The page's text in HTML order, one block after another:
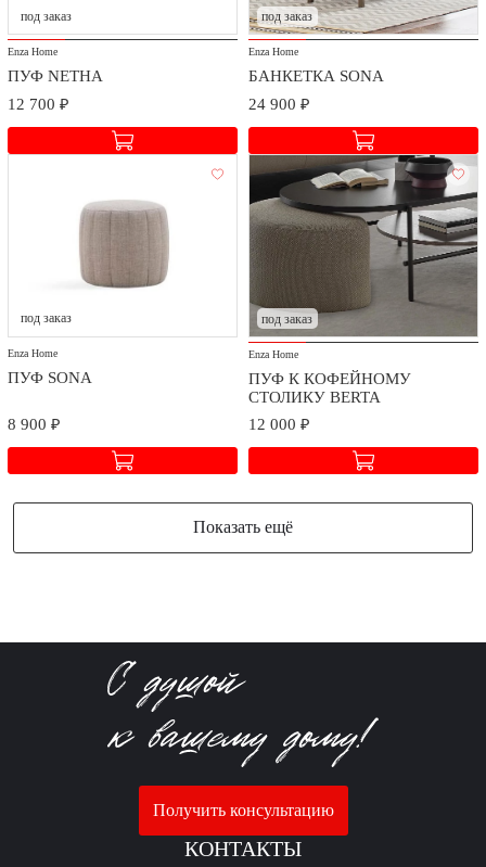
под заказ
Enza Home
ПУФ NETHA
12 700 ₽
под заказ
Enza Home
БАНКЕТКА SONA
24 900 ₽
под заказ
Enza Home
ПУФ SONA
8 900 ₽
под заказ
Enza Home
ПУФ К КОФЕЙНОМУ
СТОЛИКУ BERTA
12 000 ₽
Показать ещё
Получить консультацию
КОНТАКТЫ